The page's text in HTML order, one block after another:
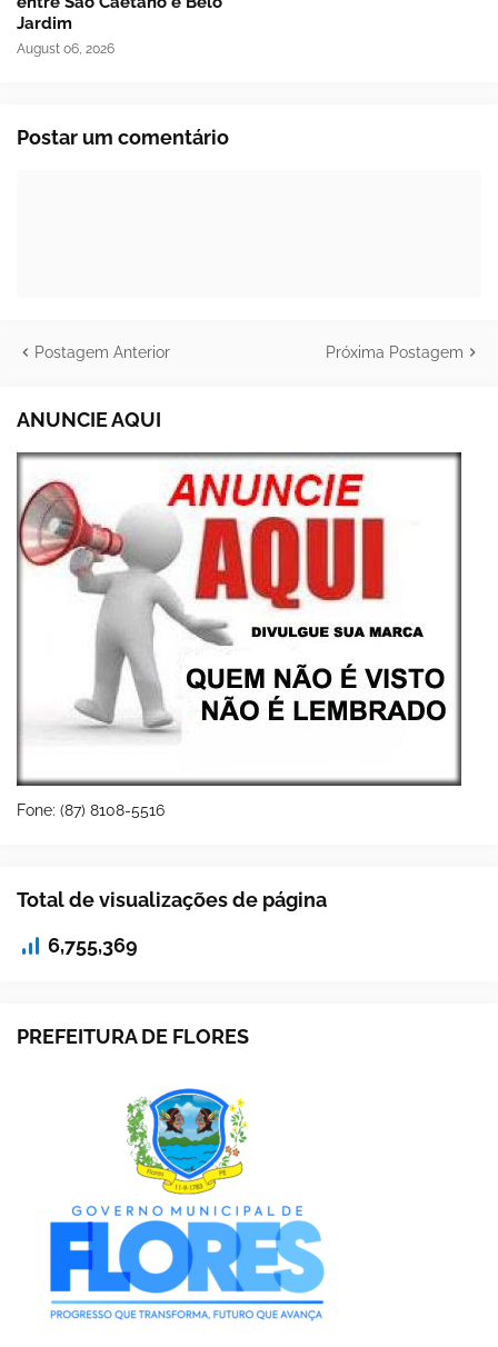
Jardim
August 06, 2026
Postar um comentário
Postagem Anterior Próxima Postagem
ANUNCIE AQUI
Fone: (87) 8108-5516
Total de visualizações de página
6,755,369
PREFEITURA DE FLORES